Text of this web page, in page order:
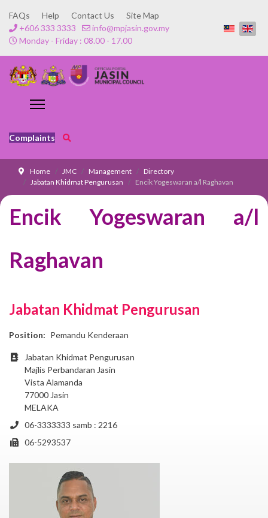
FAQs Help Contact Us
Site Map
+606 333 3333
info@mpjasin.gov.my
Monday - Friday : 08.00 - 17.00
Complaints
Home JMC Management
Directory
Jabatan Khidmat Pengurusan
Encik Yogeswaran a/l Raghavan
Encik Yogeswaran a/l
Raghavan
Jabatan Khidmat Pengurusan
Position: Pemandu Kenderaan
Address
Jabatan Khidmat Pengurusan
Majlis Perbandaran Jasin
Vista Alamanda
77000 Jasin
MELAKA
Phone
06-3333333 samb : 2216
Fax
06-5293537